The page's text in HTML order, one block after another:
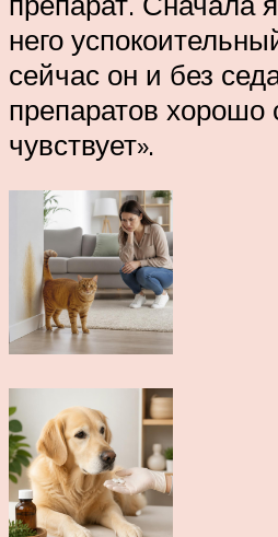
него
сейчас он и без
препаратов хорошо
чувствует».